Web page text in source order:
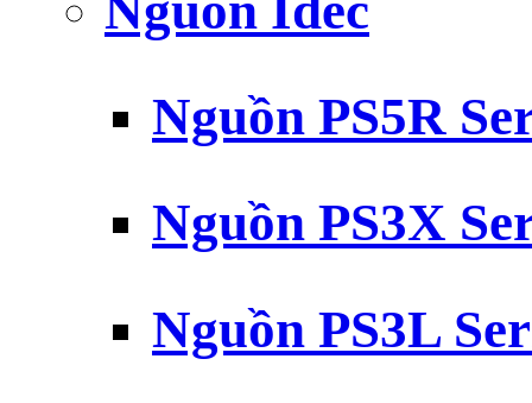
Nguồn PS5R
Nguồn PS3X
Nguồn PS3L